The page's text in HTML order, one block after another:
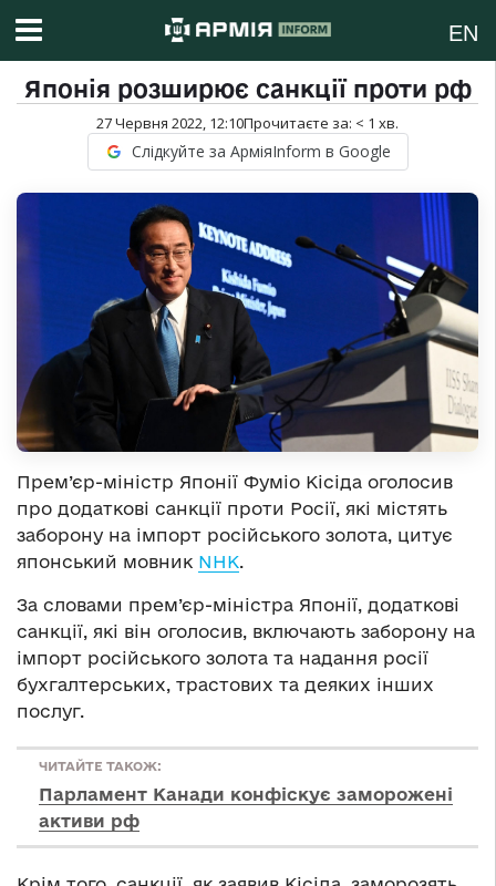
EN
Японія розширює санкції проти рф
27 Червня 2022, 12:10Прочитаєте за: < 1 хв.
Слідкуйте за АрміяInform в Google
Прем’єр-міністр Японії Фуміо Кісіда оголосив
про додаткові санкції проти Росії, які містять
заборону на імпорт російського золота, цитує
японський мовник NHK.
За словами прем’єр-міністра Японії, додаткові
санкції, які він оголосив, включають заборону на
імпорт російського золота та надання росії
бухгалтерських, трастових та деяких інших
послуг.
ЧИТАЙТЕ ТАКОЖ:
Парламент Канади конфіскує заморожені
активи рф